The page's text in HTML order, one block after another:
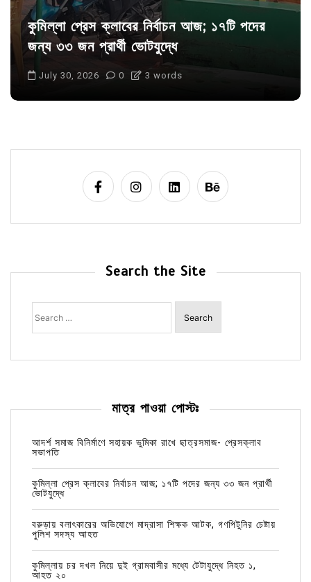
কুমিল্লা প্রেস ক্লাবের নির্বাচন আজ; ১৭টি পদের
জন্য ৩৩ জন প্রার্থী ভোটযুদ্ধে
July 30, 2026 0 3 words
Search the Site
Search
for:
মাত্র পাওয়া পোস্টঃ
আদর্শ সমাজ বিনির্মাণে সহায়ক ভুমিকা রাখে ছাত্রসমাজ- প্রেসক্লাব
সভাপতি
কুমিল্লা প্রেস ক্লাবের নির্বাচন আজ; ১৭টি পদের জন্য ৩৩ জন প্রার্থী
ভোটযুদ্ধে
বরুড়ায় বলাৎকারের অভিযোগে মাদ্রাসা শিক্ষক আটক, গণপিটুনির চেষ্টায়
পুলিশ সদস্য আহত
কুমিল্লায় চর দখল নিয়ে দুই গ্রামবাসীর মধ্যে টেটাযুদ্ধে নিহত ১,
আহত ২০